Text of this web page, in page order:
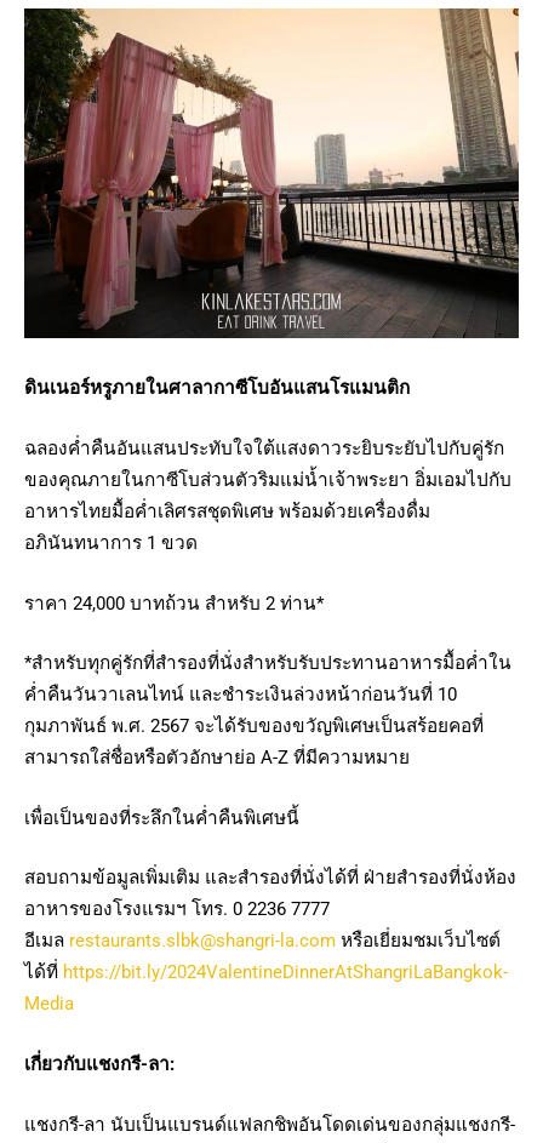
ดินเนอร์หรูภายในศาลากาซีโบอันแสนโรแมนติก
ฉลองค่ำคืนอันแสนประทับใจใต้แสงดาวระยิบระยับไปกับคู่รัก
ของคุณภายในกาซีโบส่วนตัวริมแม่น้ำเจ้าพระยา อิ่มเอมไปกับ
อาหารไทยมื้อค่ำเลิศรสชุดพิเศษ พร้อมด้วยเครื่องดื่ม
อภินันทนาการ 1 ขวด
ราคา 24,000 บาทถ้วน สำหรับ 2 ท่าน*
*สำหรับทุกคู่รักที่สำรองที่นั่งสำหรับรับประทานอาหารมื้อค่ำใน
ค่ำคืนวันวาเลนไทน์ และชำระเงินล่วงหน้าก่อนวันที่ 10
กุมภาพันธ์ พ.ศ. 2567 จะได้รับของขวัญพิเศษเป็นสร้อยคอที่
สามารถใส่ชื่อหรือตัวอักษาย่อ A-Z ที่มีความหมาย
เพื่อเป็นของที่ระลึกในค่ำคืนพิเศษนี้
สอบถามข้อมูลเพิ่มเติม และสำรองที่นั่งได้ที่ ฝ่ายสำรองที่นั่งห้อง
อาหารของโรงแรมฯ โทร. 0 2236 7777
อีเมล restaurants.slbk@shangri-la.com หรือเยี่ยมชมเว็บไซต์
ได้ที่ https://bit.ly/2024ValentineDinnerAtShangriLaBangkok-
Media
เกี่ยวกับแชงกรี-ลา:
แชงกรี-ลา นับเป็นแบรนด์แฟลกชิพอันโดดเด่นของกลุ่มแชงกรี-